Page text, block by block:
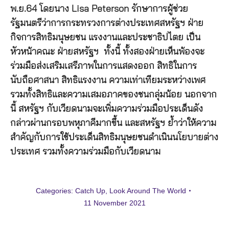
พ.ย.64 โดยนาง Lisa Peterson รักษาการผู้ช่วย
รัฐมนตรีว่าการกระทรวงการต่างประเทศสหรัฐฯ ฝ่าย
กิจการสิทธิมนุษยชน แรงงานและประชาธิปไตย เป็น
หัวหน้าคณะ ฝ่ายสหรัฐฯ ทั้งนี้ ทั้งสองฝ่ายเห็นพ้องจะ
ร่วมมือส่งเสริมเสรีภาพในการแสดงออก สิทธิในการ
นับถือศาสนา สิทธิแรงงาน ความเท่าเทียมระหว่างเพศ
รวมทั้งสิทธิและความเสมอภาคของชนกลุ่มน้อย นอกจาก
นี้ สหรัฐฯ กับเวียดนามจะเพิ่มความร่วมมือประเด็นดัง
กล่าวผ่านกรอบพหุภาคีมากขึ้น และสหรัฐฯ ย้ำว่าให้ความ
สำคัญกับการใช้ประเด็นสิทธิมนุษยชนดำเนินนโยบายต่าง
ประเทศ รวมทั้งความร่วมมือกับเวียดนาม
Categories: Catch Up, Look Around The World
11 November 2021